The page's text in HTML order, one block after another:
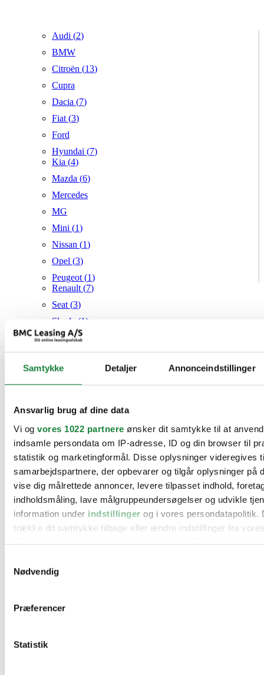
Samtykke Detaljer Annonceindstillinger
Ansvarlig brug af dine data
Vi og vores 1022 partnere ønsker dit samtykke til at
indsamle persondata om IP-adresse, ID og din browser til
statistik og marketingformål. Disse oplysninger videregives
samarbejdspartnere, der opbevarer og tilgår oplysninger på
vise dig målrettede annoncer, levere tilpasset indhold,
indholdsmåling, lave målgruppeundersøgelser og udvikle
information under indstillinger og i vores persondatapolitik.
trække dit samtykke tilbage eller ændre indstillinger fra
Hvis du tillader det, vil vi også gerne:
Identificere din enhed baseret på en scanning af
Dine valg anvendes på hele websitet.
Nødvendig
Præferencer
Statistik
Audi (2)
BMW
Citroën (13)
Cupra
Dacia (7)
Fiat (3)
Ford
Hyundai (7)
Kia (4)
Mazda (6)
Mercedes
MG
Mini (1)
Nissan (1)
Opel (3)
Peugeot (1)
Renault (7)
Seat (3)
Skoda (1)
Suzuki
Tesla
Toyota (
VW (20)
Mazda
Citroën
Cupra
Dacia
Fiat
Ford
Hyundai
Kia
Mercedes
MG
Mini
Opel
Renault
Seat
Tesla
Værksteder